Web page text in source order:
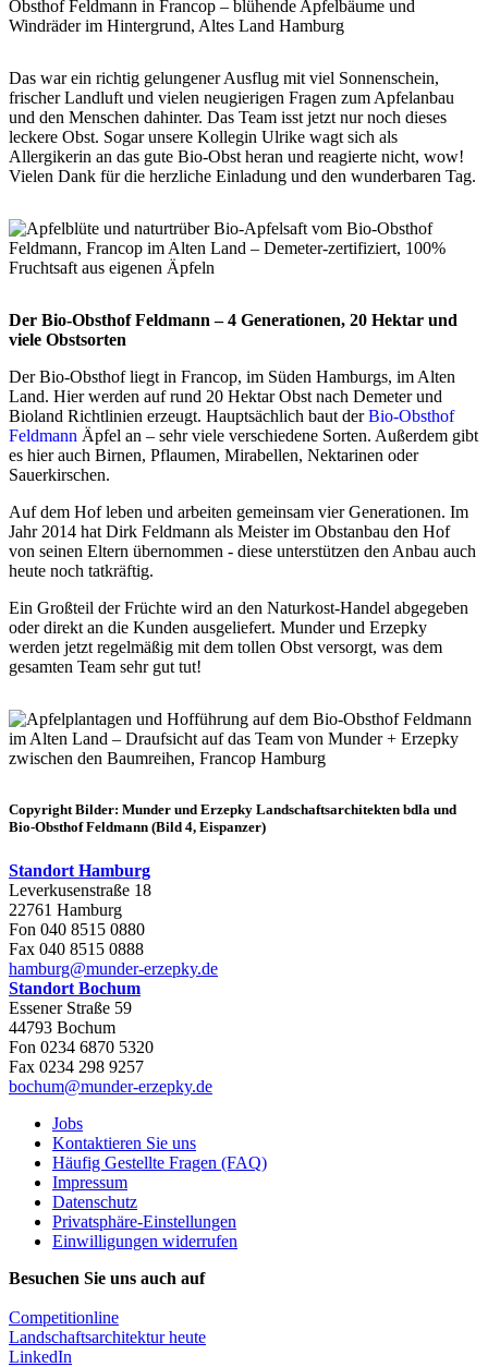
Das war ein richtig gelungener Ausflug mit viel Sonnenschein,
frischer Landluft und vielen neugierigen Fragen zum Apfelanbau
und den Menschen dahinter. Das Team isst jetzt nur noch dieses
leckere Obst. Sogar unsere Kollegin Ulrike wagt sich als
Allergikerin an das gute Bio-Obst heran und reagierte nicht, wow!
Vielen Dank für die herzliche Einladung und den wunderbaren Tag.
Der Bio-Obsthof Feldmann – 4 Generationen, 20 Hektar und
viele Obstsorten
Der Bio-Obsthof liegt in Francop, im Süden Hamburgs, im Alten
Land. Hier werden auf rund 20 Hektar Obst nach Demeter und
Bioland Richtlinien erzeugt. Hauptsächlich baut derBio-Obsthof
Feldmann Äpfel an – sehr viele verschiedene Sorten. Außerdem gibt
es hier auch Birnen, Pflaumen, Mirabellen, Nektarinen oder
Sauerkirschen.
Auf dem Hof leben und arbeiten gemeinsam vier Generationen. Im
Jahr 2014 hat Dirk Feldmann als Meister im Obstanbau den Hof
von seinen Eltern übernommen - diese unterstützen den Anbau auch
heute noch tatkräftig.
Ein Großteil der Früchte wird an den Naturkost-Handel abgegeben
oder direkt an die Kunden ausgeliefert. Munder und Erzepky
werden jetzt regelmäßig mit dem tollen Obst versorgt, was dem
gesamten Team sehr gut tut!
Copyright Bilder: Munder und Erzepky Landschaftsarchitekten bdla und
Bio-Obsthof Feldmann (Bild 4, Eispanzer)
Standort Hamburg
Leverkusenstraße 18
22761 Hamburg
Fon 040 8515 0880
Fax 040 8515 0888
hamburg@munder-erzepky.de
Standort Bochum
Essener Straße 59
44793 Bochum
Fon 0234 6870 5320
Fax 0234 298 9257
bochum@munder-erzepky.de
Jobs
Kontaktieren Sie uns
Häufig Gestellte Fragen (FAQ)
Impressum
Datenschutz
Privatsphäre-Einstellungen
Einwilligungen widerrufen
Besuchen Sie uns auch auf
Competitionline
Landschaftsarchitektur heute
LinkedIn